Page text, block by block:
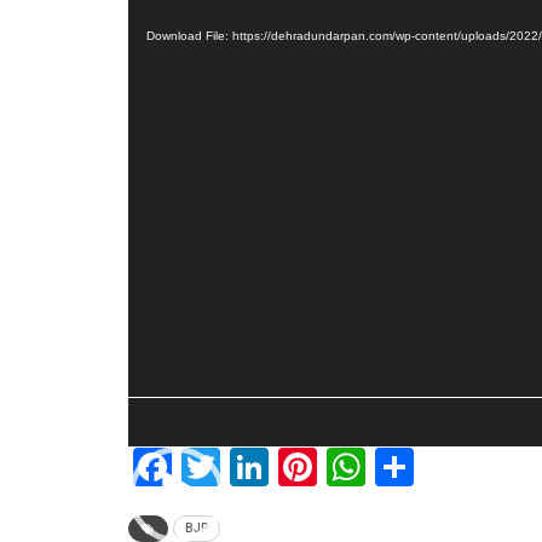
Download File: https://dehradundarpan.com/wp-content/uploads/
Facebook
Twitter
LinkedIn
Pinterest
WhatsApp
BJP